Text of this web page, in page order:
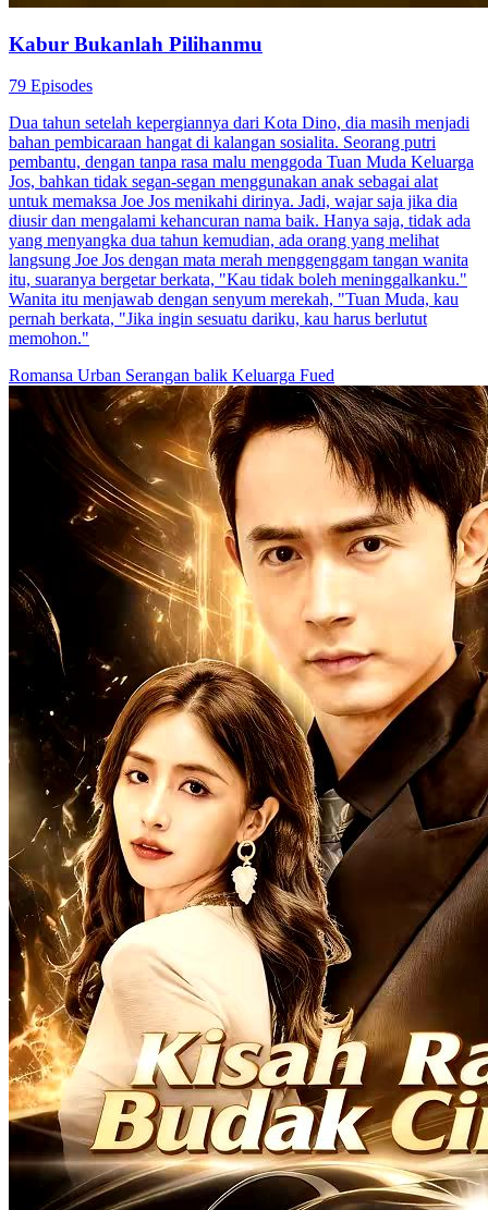
Kabur Bukanlah Pilihanmu
79 Episodes
Dua tahun setelah kepergiannya dari Kota Dino, dia masih menjadi
bahan pembicaraan hangat di kalangan sosialita. Seorang putri
pembantu, dengan tanpa rasa malu menggoda Tuan Muda Keluarga
Jos, bahkan tidak segan-segan menggunakan anak sebagai alat
untuk memaksa Joe Jos menikahi dirinya. Jadi, wajar saja jika dia
diusir dan mengalami kehancuran nama baik. Hanya saja, tidak ada
yang menyangka dua tahun kemudian, ada orang yang melihat
langsung Joe Jos dengan mata merah menggenggam tangan wanita
itu, suaranya bergetar berkata, "Kau tidak boleh meninggalkanku."
Wanita itu menjawab dengan senyum merekah, "Tuan Muda, kau
pernah berkata, "Jika ingin sesuatu dariku, kau harus berlutut
memohon."
Romansa Urban Serangan balik Keluarga Fued